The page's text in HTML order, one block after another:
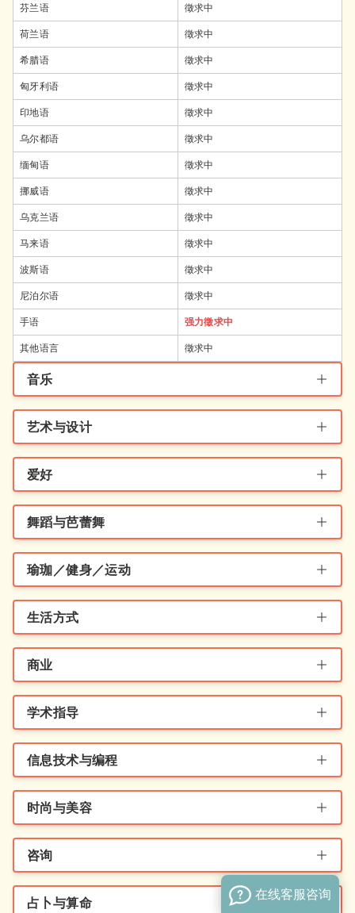
芬兰语 徵求中
荷兰语 徵求中
希腊语 徵求中
匈牙利语 徵求中
印地语 徵求中
乌尔都语 徵求中
缅甸语 徵求中
挪威语 徵求中
乌克兰语 徵求中
马来语 徵求中
波斯语 徵求中
尼泊尔语 徵求中
手语 强力徵求中
其他语言 徵求中
音乐
艺术与设计
爱好
舞蹈与芭蕾舞
瑜珈／健身／运动
生活方式
商业
学术指导
信息技术与编程
时尚与美容
咨询
占卜与算命
在线客服咨询